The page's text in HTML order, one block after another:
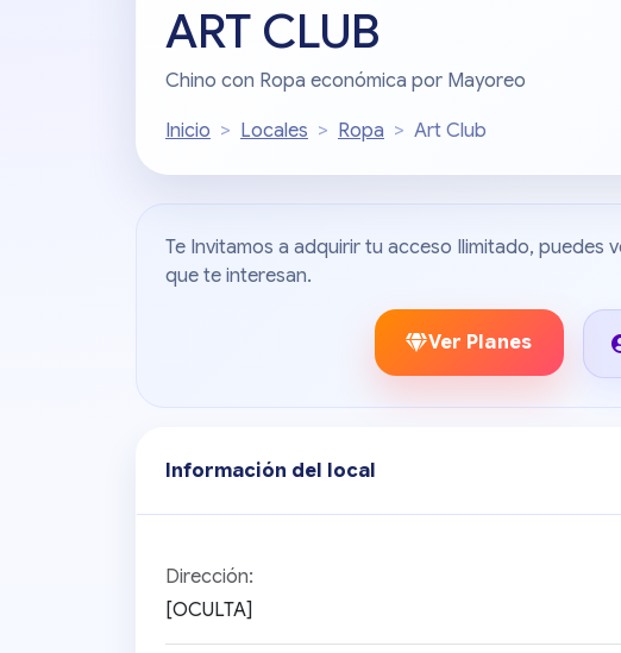
ART CLUB
Chino con Ropa económica por Mayoreo
Inicio Locales Ropa Art Club
Te Invitamos a adquirir tu acceso Ilimitado,
que te interesan.
Ver Planes
Información del local
Dirección:
[OCULTA]